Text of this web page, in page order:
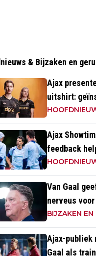
& Bijzaken en
Ajax
uitshirt:
momenten
Ajax
feedback
Van Gaal
nerveus
wist dat ze
BIJZAKEN EN
Ajax-publiek
Gaal als